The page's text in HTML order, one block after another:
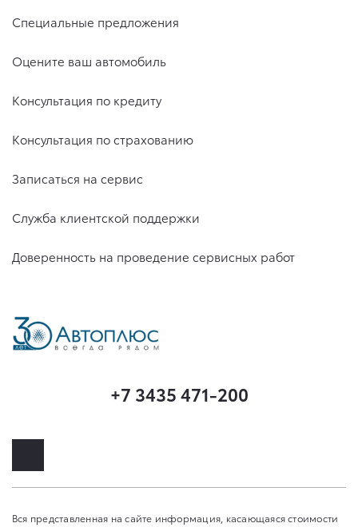
Специальные предложения
Оцените ваш автомобиль
Консультация по кредиту
Консультация по страхованию
Записаться на сервис
Служба клиентской поддержки
Доверенность на проведение сервисных работ
+7 3435 471-200
Вся представленная на сайте информация, касающаяся стоимости